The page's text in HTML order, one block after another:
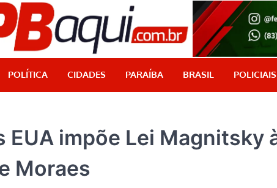
PB Aqui
Jornalismo com
POLÍTICA CIDADES PARAÍBA BRASIL POLICIAIS
EUA impõe Lei Magnitsky
Moraes